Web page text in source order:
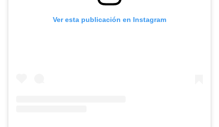
Ver esta publicación en Instagram